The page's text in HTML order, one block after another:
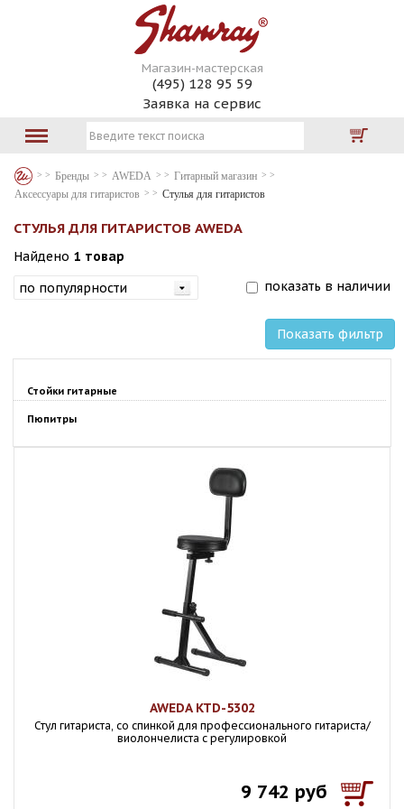
Магазин-мастерская
(495) 128 95 59
Заявка на сервис
Бренды AWEDA
Гитарный магазин
Аксессуары для гитаристов
Стулья для гитаристов
СТУЛЬЯ ДЛЯ ГИТАРИСТОВ AWEDA
Найдено 1 товар
показать в наличии
Показать фильтр
Стойки гитарные
Пюпитры
AWEDA KTD-5302
Стул гитариста, со спинкой для профессионального гитариста/
виолончелиста с регулировкой
9 742 руб